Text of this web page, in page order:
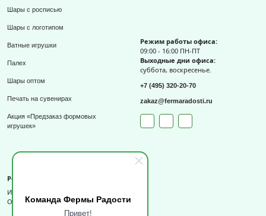
Команда Фермы Радости
Привет!
Шары с росписью
Шары с логотипом
Ватные игрушки
Палех
Шары оптом
Печать на сувенирах
Акция «Предзаказ формовых
игрушек»
Режим работы офиса:
09:00 - 16:00 ПН-ПТ
Выходные дни офиса:
суббота, воскресенье.
+7 (495) 320-20-70
zakaz@fermaradosti.ru
Реквизиты
ИП Слизов Е.П.
ОГРНИП: 324508100709727,